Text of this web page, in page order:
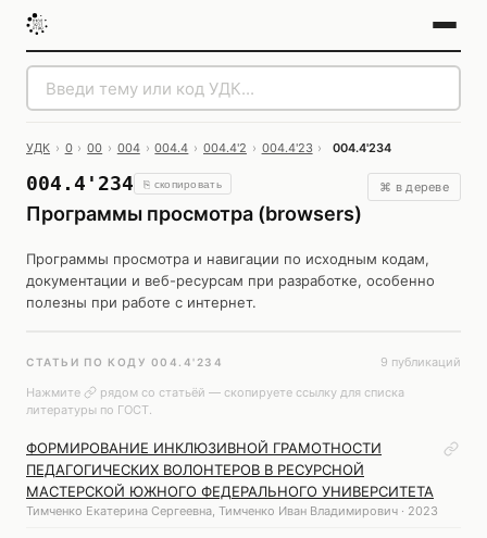
УДК › 0 › 00 › 004 › 004.4 › 004.4'2 › 004.4'23 › 004.4'234
004.4'234 ⎘ скопировать
Программы просмотра (browsers)
⌘ в дереве
Программы просмотра и навигации по исходным кодам,
документации и веб-ресурсам при разработке, особенно
полезны при работе с интернет.
СТАТЬИ ПО КОДУ 004.4'234
9 публикаций
Нажмите
рядом со статьёй — скопируете ссылку для списка
литературы по ГОСТ.
ФОРМИРОВАНИЕ ИНКЛЮЗИВНОЙ ГРАМОТНОСТИ
ПЕДАГОГИЧЕСКИХ ВОЛОНТЕРОВ В РЕСУРСНОЙ
МАСТЕРСКОЙ ЮЖНОГО ФЕДЕРАЛЬНОГО УНИВЕРСИТЕТА
Тимченко Екатерина Сергеевна, Тимченко Иван Владимирович · 2023